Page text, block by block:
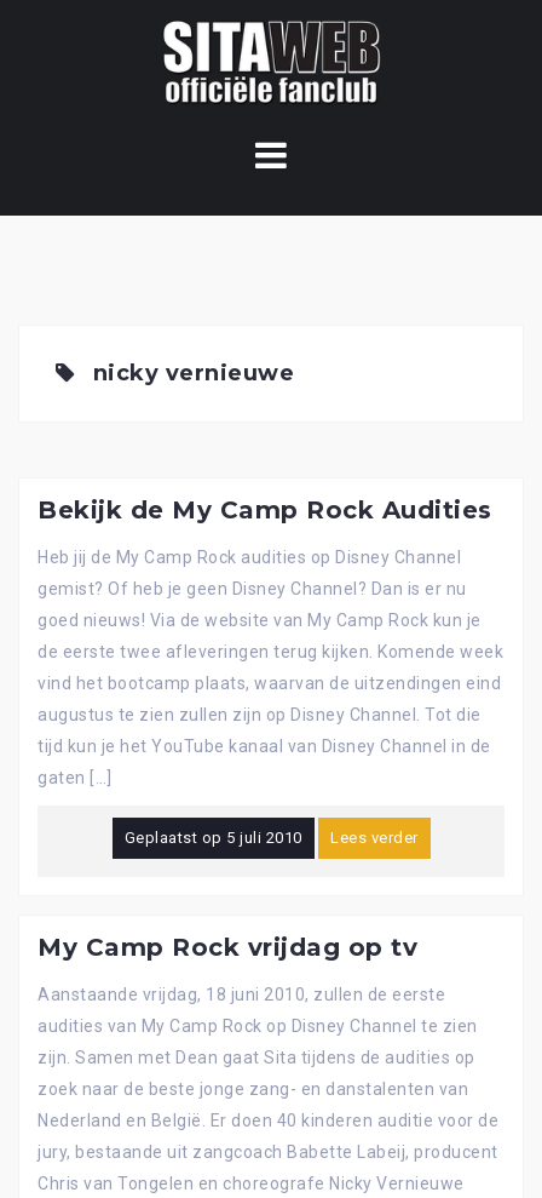
nicky vernieuwe
Bekijk de My Camp Rock Audities
Heb jij de My Camp Rock audities op Disney Channel
gemist? Of heb je geen Disney Channel? Dan is er nu
goed nieuws! Via de website van My Camp Rock kun je
de eerste twee afleveringen terug kijken. Komende week
vind het bootcamp plaats, waarvan de uitzendingen eind
augustus te zien zullen zijn op Disney Channel. Tot die
tijd kun je het YouTube kanaal van Disney Channel in de
gaten […]
Geplaatst op 5 juli 2010 Lees verder
My Camp Rock vrijdag op tv
Aanstaande vrijdag, 18 juni 2010, zullen de eerste
audities van My Camp Rock op Disney Channel te zien
zijn. Samen met Dean gaat Sita tijdens de audities op
zoek naar de beste jonge zang- en danstalenten van
Nederland en België. Er doen 40 kinderen auditie voor de
jury, bestaande uit zangcoach Babette Labeij, producent
Chris van Tongelen en choreografe Nicky Vernieuwe